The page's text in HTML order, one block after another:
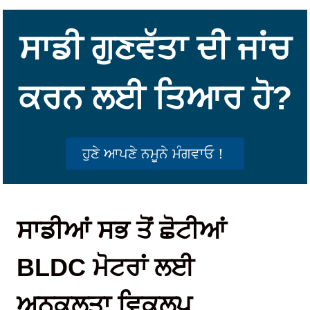
ਸਾਡੀ ਗੁਣਵੱਤਾ ਦੀ ਜਾਂਚ
ਕਰਨ ਲਈ ਤਿਆਰ ਹੋ?
ਹੁਣੇ ਆਪਣੇ ਨਮੂਨੇ ਮੰਗਵਾਓ！
ਸਾਡੀਆਂ ਸਭ ਤੋਂ ਛੋਟੀਆਂ
BLDC ਮੋਟਰਾਂ ਲਈ